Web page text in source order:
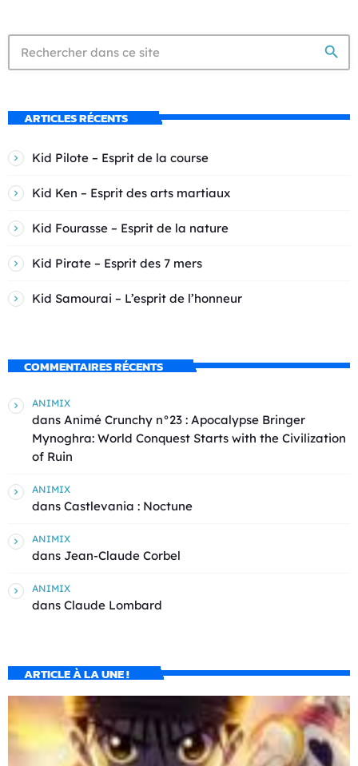
search
ARTICLES RÉCENTS
Kid Pilote – Esprit de la course
Kid Ken – Esprit des arts martiaux
Kid Fourasse – Esprit de la nature
Kid Pirate – Esprit des 7 mers
Kid Samourai – L’esprit de l’honneur
COMMENTAIRES RÉCENTS
ANIMIX
dans Animé Crunchy n°23 : Apocalypse Bringer
Mynoghra: World Conquest Starts with the Civilization
of Ruin
ANIMIX
dans Castlevania : Noctune
ANIMIX
dans Jean-Claude Corbel
ANIMIX
dans Claude Lombard
ARTICLE À LA UNE !